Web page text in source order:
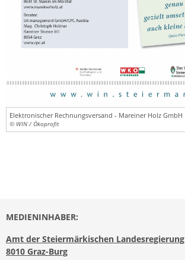
Elektronischer Rechnungsversand - Mareiner Holz GmbH
© WIN / Ökoprofit
MEDIENINHABER:
Amt der Steiermärkischen Landesregierung
8010 Graz-Burg